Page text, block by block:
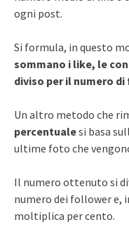
ogni post.
Si formula, in questo
sommano i like, le
diviso per il numero
Un altro metodo che
percentualesi basa
ultime foto che
Il numero ottenuto si
numero dei follower e,
moltiplica per cento.